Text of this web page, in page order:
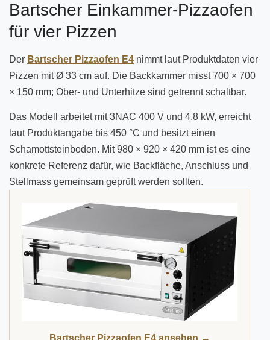
Bartscher Einkammer-Pizzaofen
für vier Pizzen
Der Bartscher Pizzaofen E4 nimmt laut Produktdaten vier
Pizzen mit Ø 33 cm auf. Die Backkammer misst 700 × 700
× 150 mm; Ober- und Unterhitze sind getrennt schaltbar.
Das Modell arbeitet mit 3NAC 400 V und 4,8 kW, erreicht
laut Produktangabe bis 450 °C und besitzt einen
Schamottsteinboden. Mit 980 × 920 × 420 mm ist es eine
konkrete Referenz dafür, wie Backfläche, Anschluss und
Stellmass gemeinsam geprüft werden sollten.
Bartscher Pizzaofen E4 ansehen →